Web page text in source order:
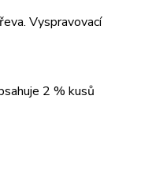
Vyspravovací
2 % kusů